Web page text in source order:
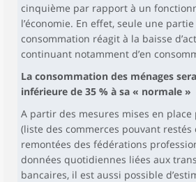
cinquième par rapport à un
l’économie. En effet, seule une
consommation réagit à la baisse
continuant notamment d’en
La consommation des ménages
inférieure de 35 % à sa « normale »
A partir des mesures mises en
(liste des commerces pouvant restés
remontées des fédérations
données quotidiennes liées aux
bancaires, il est aussi possible